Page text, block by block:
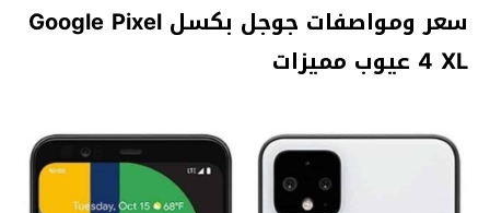
سعر ومواصفات جوجل بكسل Google Pixel
4 XL عيوب مميزات